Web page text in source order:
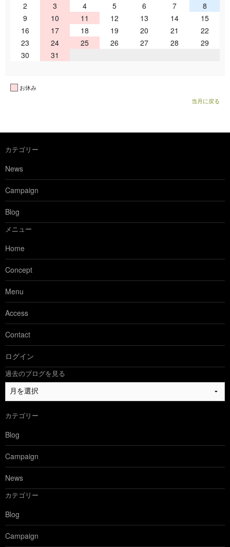
2
3 4 5 6 7
8
9
10 11 12 13 14
15
16
17 18 19 20 21
22
23
24 25 26 27 28
29
30
31
お休み
当月に戻る
カテゴリー
News
Campaign
Blog
メニュー
Home
Concept
Menu
Access
Contact
ログイン
過去のブログを見る
過
去
ブ
ロ
グ
を
見
る
カテゴリー
Blog
Campaign
News
カテゴリー
Blog
Campaign